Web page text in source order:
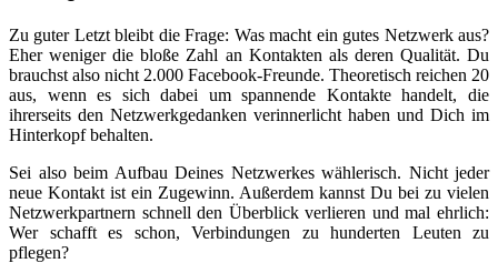
Zu guter Letzt bleibt die Frage: Was macht ein gutes Netzwerk aus?
Eher weniger die bloße Zahl an Kontakten als deren Qualität. Du
brauchst also nicht 2.000 Facebook-Freunde. Theoretisch reichen 20
aus, wenn es sich dabei um spannende Kontakte handelt, die
ihrerseits den Netzwerkgedanken verinnerlicht haben und Dich im
Hinterkopf behalten.
Sei also beim Aufbau Deines Netzwerkes wählerisch. Nicht jeder
neue Kontakt ist ein Zugewinn. Außerdem kannst Du bei zu vielen
Netzwerkpartnern schnell den Überblick verlieren und mal ehrlich:
Wer schafft es schon, Verbindungen zu hunderten Leuten zu
pflegen?